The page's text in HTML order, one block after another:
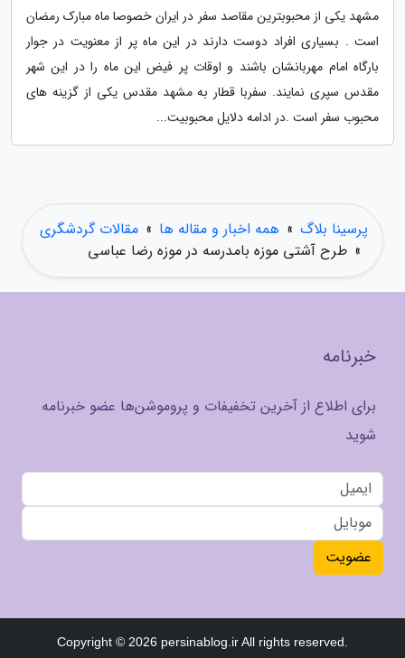
مشهد یکی از محبوبترین مقاصد سفر در ایران خصوصا ماه مبارک رمضان
است . بسیاری افراد دوست دارند در این ماه پر از معنویت در جوار
بارگاه امام مهربانشان باشند و اوقات پر فیض این ماه را در این شهر
مقدس سپری نمایند. سفربا قطار به مشهد مقدس یکی از گزینه های
محبوب سفر است .در ادامه دلایل محبوبیت...
پرسینا بلاگ » همه اخبار و مقاله ها » مقالات گردشگری
» طرح آشتی موزه بامدرسه در موزه رضا عباسی
خبرنامه
برای اطلاع از آخرین تخفیفات و پروموشن‌ها عضو خبرنامه
شوید
عضویت
Copyright © 2026 persinablog.ir All rights reserved.